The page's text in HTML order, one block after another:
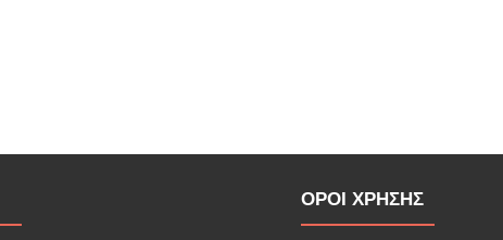
ΟΡΟΙ ΧΡΗΣΗΣ